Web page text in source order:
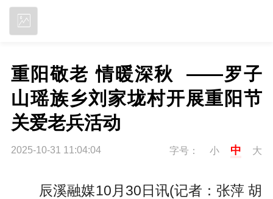
重阳敬老 情暖深秋  ——罗子
山瑶族乡刘家垅村开展重阳节
关爱老兵活动
2025-10-31 11:04:04 字号： 小 中 大
辰溪融媒10月30日讯(记者：张萍 胡